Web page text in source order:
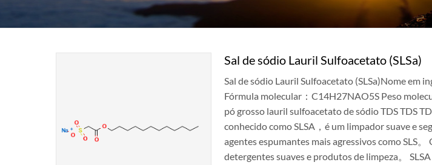
Sal de sódio Lauril Sulfoacetato (SLSa)
Sal de sódio Lauril Sulfoacetato (SLSa)Nome em
Fórmula molecular：C14H27NAO5S Peso
pó grosso lauril sulfoacetato de sódio TDS TDS
conhecido como SLSA，é um limpador suave e
agentes espumantes mais agressivos como SLS
detergentes suaves e produtos de limpeza。